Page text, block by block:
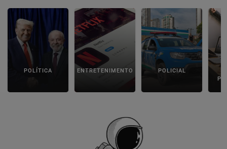
POLÍTICA ENTRETENIMENTO POLICIAL